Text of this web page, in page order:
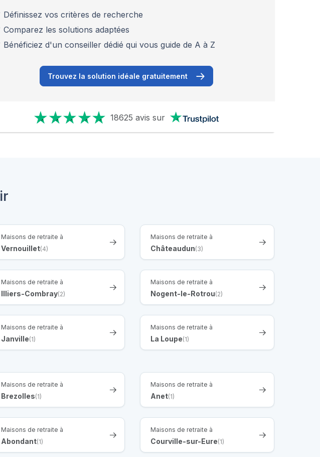
Définissez vos critères de recherche
Comparez les solutions adaptées
Bénéficiez d'un conseiller dédié qui vous guide de A à Z
Trouvez la solution idéale gratuitement
18625 avis sur
Maisons de retraite à
Vernouillet(4)
Maisons de retraite à
Châteaudun(3)
Maisons de retraite à
Illiers-Combray(2)
Maisons de retraite à
Nogent-le-Rotrou(2)
Maisons de retraite à
Janville(1)
Maisons de retraite à
La Loupe(1)
Maisons de retraite à
Brezolles(1)
Maisons de retraite à
Anet(1)
Maisons de retraite à
Abondant(1)
Maisons de retraite à
Courville-sur-Eure(1)